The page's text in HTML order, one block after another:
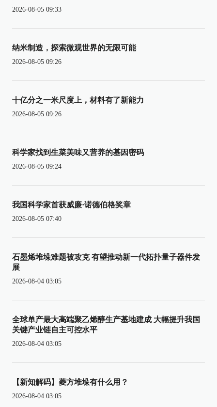
2026-08-05 09:33
纳米制造，探索微观世界的无限可能
2026-08-05 09:26
十亿分之一米尺度上，材料有了新能力
2026-08-05 09:26
科学家找到生菜美味又营养的基因密码
2026-08-05 09:24
我国科学家首获威廉·诺德伯格奖章
2026-08-05 07:40
石墨烯堆垛难题被攻克 有望推动新一代拓扑量子器件发
展
2026-08-04 03:05
全球单产最大高端聚乙烯醇生产基地建成 大幅提升我国
关键产业链自主可控水平
2026-08-04 03:05
【新知解码】菱方堆垛有什么用？
2026-08-04 03:05